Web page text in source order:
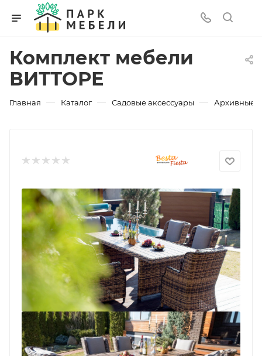
Комплект мебели
ВИТТОРЕ
Главная — Каталог — Садовые аксессуары — Архивные